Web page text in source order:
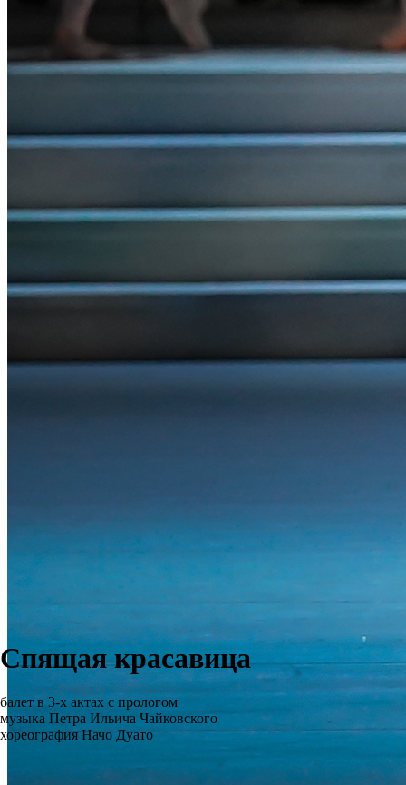
Спящая красавица
балет в 3-х актах с прологом
музыка Петра Ильича Чайковского
хореография Начо Дуато